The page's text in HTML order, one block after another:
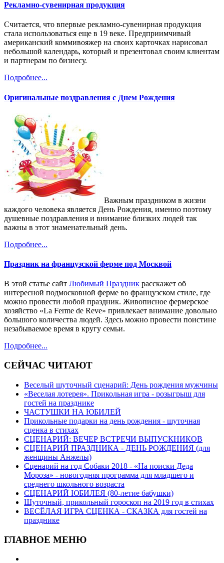
Рекламно-сувенирная продукция
Считается, что впервые рекламно-сувенирная продукция
стала использоваться еще в 19 веке. Предприимчивый
американский коммивояжер на своих карточках нарисовал
небольшой календарь, который и презентовал своим клиентам
и партнерам по бизнесу.
Подробнее...
Оригинальные поздравления с Днем Рождения
Важным праздником в жизни
каждого человека является День Рождения, именно поэтому
душевные поздравления и внимание близких людей так
важны в этот знаменательный день.
Подробнее...
Праздник на французской ферме под Москвой
В этой статье сайт Любимый Праздник расскажет об
интересной подмосковной ферме во французском стиле, где
можно провести любой праздник. Живописное фермерское
хозяйство «La Ferme de Reve» привлекает внимание довольно
большого количества людей. Здесь можно провести поистине
незабываемое время в кругу семьи.
Подробнее...
СЕЙЧАС ЧИТАЮТ
Веселый шуточный сценарий: День рождения мужчины
«Веселая лотерея». Прикольная игра - розыгрыш для
гостей на празднике
ЧАСТУШКИ НА ЮБИЛЕЙ
Прикольные подарки на день рождения - шуточная
сценка в стихах
СЦЕНАРИЙ: ВЕЧЕР ВСТРЕЧИ ВЫПУСКНИКОВ
СЦЕНАРИЙ ПРАЗДНИКА - ДЕНЬ РОЖДЕНИЯ (для
женщины Анжелы)
Сценарий на год Собаки 2018 - «На поиски Деда
Мороза» - новогодняя программа для младшего и
среднего школьного возраста
СЦЕНАРИЙ ЮБИЛЕЯ (80-летие бабушки)
Шуточный, прикольный гороскоп на 2019 год в стихах
ВЕСЁЛАЯ ИГРА СЦЕНКА - СКАЗКА для гостей на
празднике
ГЛАВНОЕ МЕНЮ